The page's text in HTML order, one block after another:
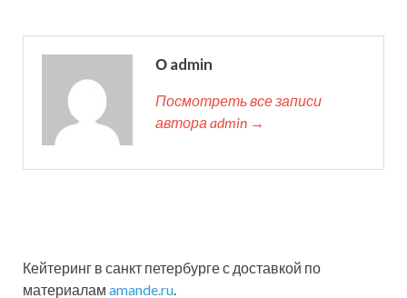
О admin
Посмотреть все записи
автора admin →
Кейтеринг в санкт петербурге с доставкой по
материалам amande.ru